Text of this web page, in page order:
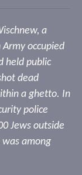
a
occupied
held public
dead
a ghetto. In
police
Jews outside
among